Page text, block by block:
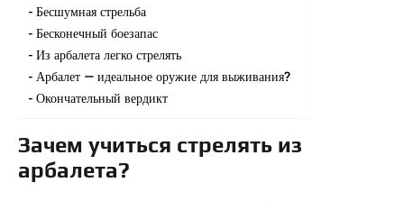
Бесшумная стрельба
Бесконечный боезапас
Из арбалета легко стрелять
Арбалет — идеальное оружие для выживания?
Окончательный вердикт
Зачем учиться стрелять из
арбалета?